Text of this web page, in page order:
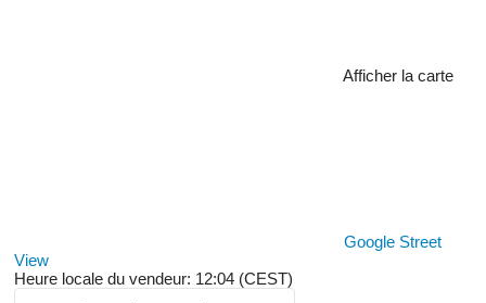
Afficher la carte
Google Street
View
Heure locale du vendeur: 12:04 (CEST)